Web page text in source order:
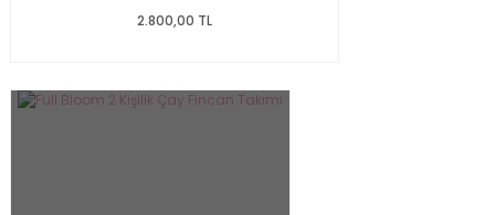
2.800,00 TL